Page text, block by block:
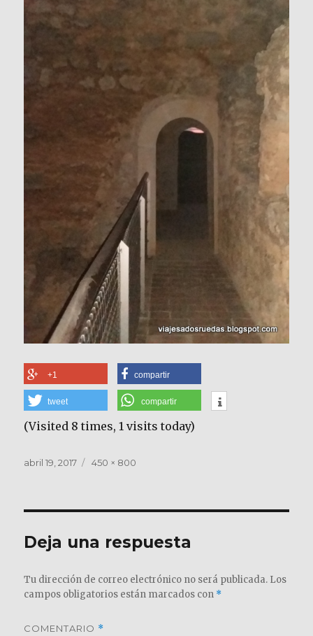
+1 compartir
tweet compartir
(Visited 8 times, 1 visits today)
Publicado
abril 19, 2017
Tamaño
450 × 800
Deja una respuesta
Tu dirección de correo electrónico no será publicada. Los
campos obligatorios están marcados con *
COMENTARIO *